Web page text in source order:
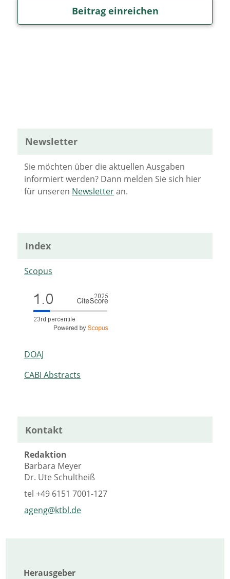
Beitrag einreichen
Newsletter
Sie möchten über die aktuellen Ausgaben
informiert werden? Dann melden Sie sich hier
für unseren Newsletteran.
Index
Scopus
DOAJ
CABI Abstracts
Kontakt
Redaktion
Barbara Meyer
Dr. Ute Schultheiß
tel+49 6151 7001-127
ageng@ktbl.de
Herausgeber